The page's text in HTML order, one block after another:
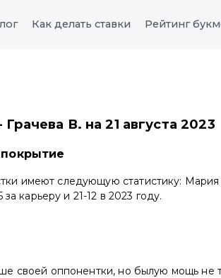
Как делать ставки Рейтинг
В. на 21 августа 2023
имеют следующую статистику: Мария
карьеру и 21-12 в 2023 году.
своей оппонентки, но былую мощь не